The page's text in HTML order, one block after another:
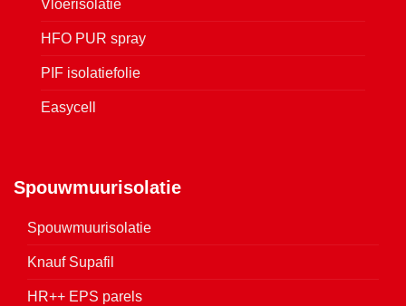
Vloerisolatie
HFO PUR spray
PIF isolatiefolie
Easycell
Spouwmuurisolatie
Spouwmuurisolatie
Knauf Supafil
HR++ EPS parels